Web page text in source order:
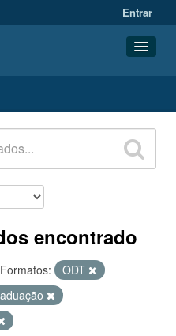
Entrar
encontrado
Formatos:
ODT